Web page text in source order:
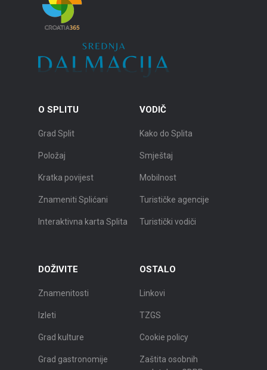
O SPLITU
Grad Split
Položaj
Kratka povijest
Znameniti Splićani
Interaktivna karta Splita
VODIČ
Kako do Splita
Smještaj
Mobilnost
Turističke agencije
Turistički vodiči
DOŽIVITE
Znamenitosti
Izleti
Grad kulture
Grad gastronomije
OSTALO
Linkovi
TZGS
Cookie policy
Zaštita osobnih